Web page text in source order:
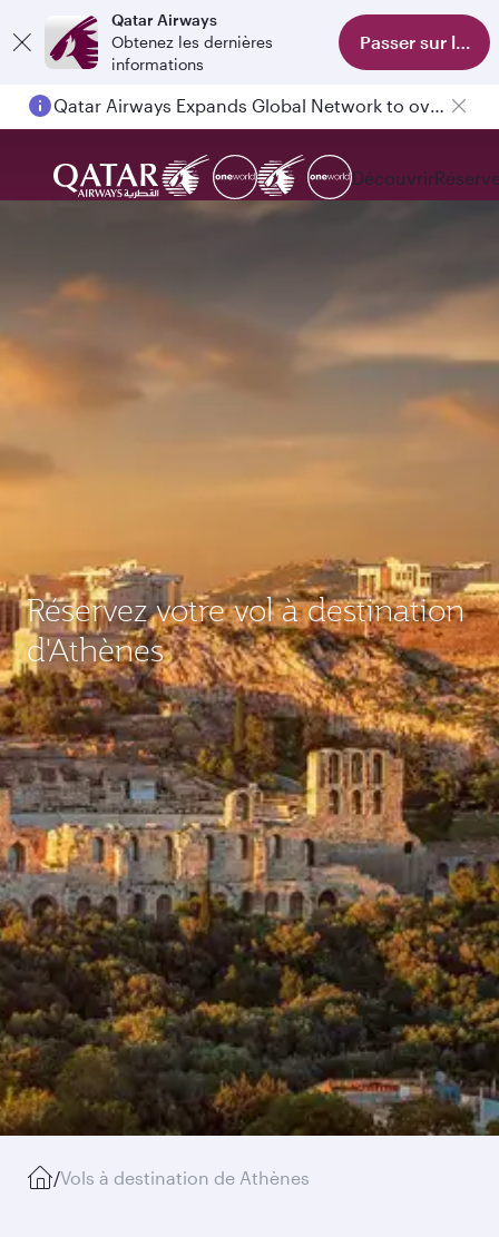
Qatar Airways
Obtenez les dernières
informations
Passer sur
Passengers flying between Doha and Auckland on QR914 and QR915
Découvrir
Réservez votre vol à destination
d'Athènes
/Vols à destination de Athènes